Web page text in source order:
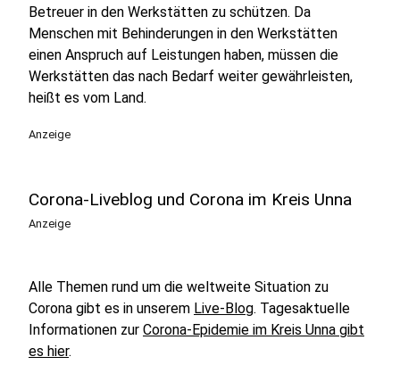
Betreuer in den Werkstätten zu schützen. Da
Menschen mit Behinderungen in den Werkstätten
einen Anspruch auf Leistungen haben, müssen die
Werkstätten das nach Bedarf weiter gewährleisten,
heißt es vom Land.
Anzeige
Corona-Liveblog und Corona im Kreis Unna
Anzeige
Alle Themen rund um die weltweite Situation zu
Corona gibt es in unserem Live-Blog. Tagesaktuelle
Informationen zur Corona-Epidemie im Kreis Unna gibt
es hier.